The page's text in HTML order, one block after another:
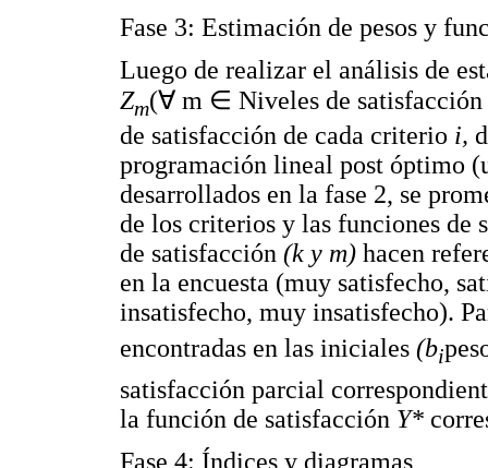
Fase 3: Estimación de pesos y
Luego de realizar el análisis de
Zm(∀ m ∈ Niveles de
de satisfacción de cada criterio i,
programación lineal post óptimo
desarrollados en la fase 2, se
de los criterios y las funciones de
de satisfacción (k y m) hacen
en la encuesta (muy satisfecho,
insatisfecho, muy insatisfecho).
encontradas en las iniciales (bi
satisfacción parcial
la función de satisfacción Y*
Fase 4: Índices y diagramas